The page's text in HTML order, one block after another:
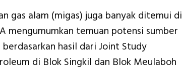
gas alam (migas) juga banyak ditemui di
mengumumkan temuan potensi sumber
hasil dari Joint Study
di Blok Singkil dan Blok Meulaboh